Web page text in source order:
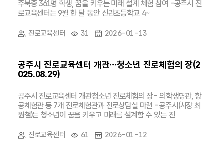
주북중 361명 학생, 꿈을 키우는 미래 설계 체험 참여 -공주시 진
로교육센터는 9월 한 달 동안 신관초등학교 4~
진로교육센터 31 2026-01-13
공주시 진로교육센터 개관…청소년 진로체험의 장(2
025.08.29)
공주시 진로교육센터 개관청소년 진로체험의 장- 의학생명관, 항
공체험관 등 7개 진로체험관과 진로상담실 마련 -공주시(시장 최
원철)는 청소년이 꿈을 키우고 미래를 설계할 수 있는 진
진로교육센터 61 2026-01-12